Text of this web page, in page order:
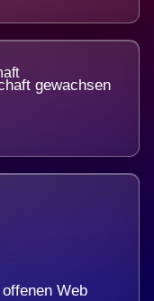
gewachsen
Web